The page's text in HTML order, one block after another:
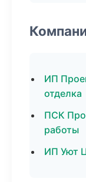
ИП
отделка
ПСК
работы
ИП Уют